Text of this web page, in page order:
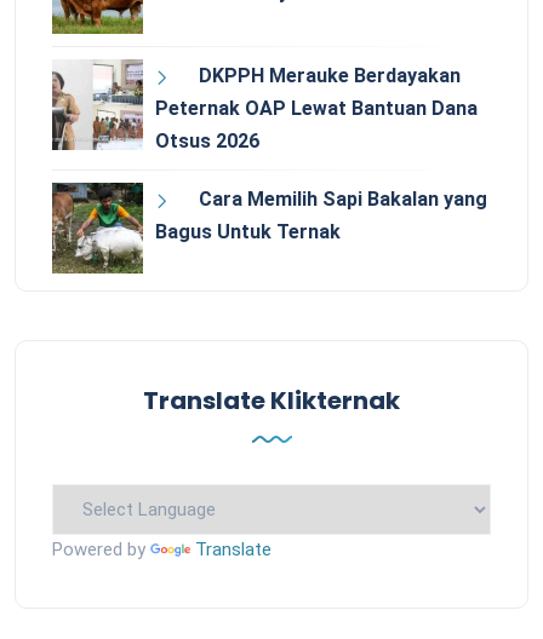
DKPPH Merauke Berdayakan
Peternak OAP Lewat Bantuan Dana
Otsus 2026
Cara Memilih Sapi Bakalan yang
Bagus Untuk Ternak
Translate Klikternak
Powered by Translate